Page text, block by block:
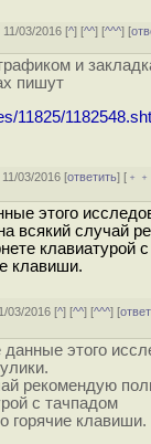
11/03/2016 [^] [^^] [^^^] [
и
пишут
11825/
03/2016 [ответить] [
этого
всякий случай
клавиатурой
клавиши.
03/2016 [^] [^^] [^^^] [
этого
рекомендую
с тачпадом
горячие клавиши.